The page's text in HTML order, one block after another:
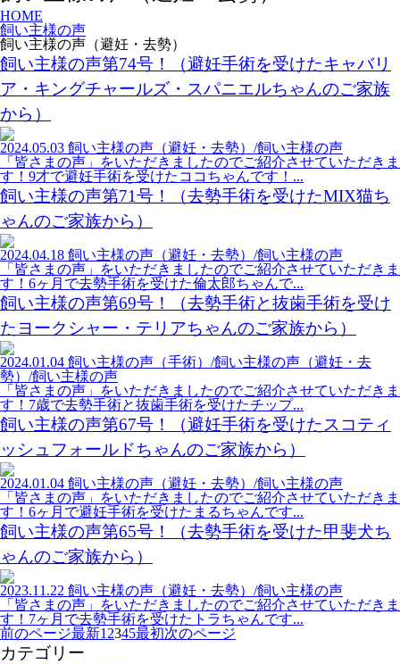
HOME
飼い主様の声
飼い主様の声（避妊・去勢）
飼い主様の声第74号！（避妊手術を受けたキャバリ
ア・キングチャールズ・スパニエルちゃんのご家族
から）
2024.05.03 飼い主様の声（避妊・去勢）/飼い主様の声
「皆さまの声」をいただきましたのでご紹介させていただきま
す！9才で避妊手術を受けたココちゃんです！...
飼い主様の声第71号！（去勢手術を受けたMIX猫ち
ゃんのご家族から）
2024.04.18 飼い主様の声（避妊・去勢）/飼い主様の声
「皆さまの声」をいただきましたのでご紹介させていただきま
す！6ヶ月で去勢手術を受けた倫太郎ちゃんで...
飼い主様の声第69号！（去勢手術と抜歯手術を受け
たヨークシャー・テリアちゃんのご家族から）
2024.01.04 飼い主様の声（手術）/飼い主様の声（避妊・去
勢）/飼い主様の声
「皆さまの声」をいただきましたのでご紹介させていただきま
す！7歳で去勢手術と抜歯手術を受けたチップ...
飼い主様の声第67号！（避妊手術を受けたスコティ
ッシュフォールドちゃんのご家族から）
2024.01.04 飼い主様の声（避妊・去勢）/飼い主様の声
「皆さまの声」をいただきましたのでご紹介させていただきま
す！6ヶ月で避妊手術を受けたまるちゃんです...
飼い主様の声第65号！（去勢手術を受けた甲斐犬ち
ゃんのご家族から）
2023.11.22 飼い主様の声（避妊・去勢）/飼い主様の声
「皆さまの声」をいただきましたのでご紹介させていただきま
す！7ヶ月で去勢手術を受けたトラちゃんです...
前のページ最新1 2345最初次のページ
カテゴリー